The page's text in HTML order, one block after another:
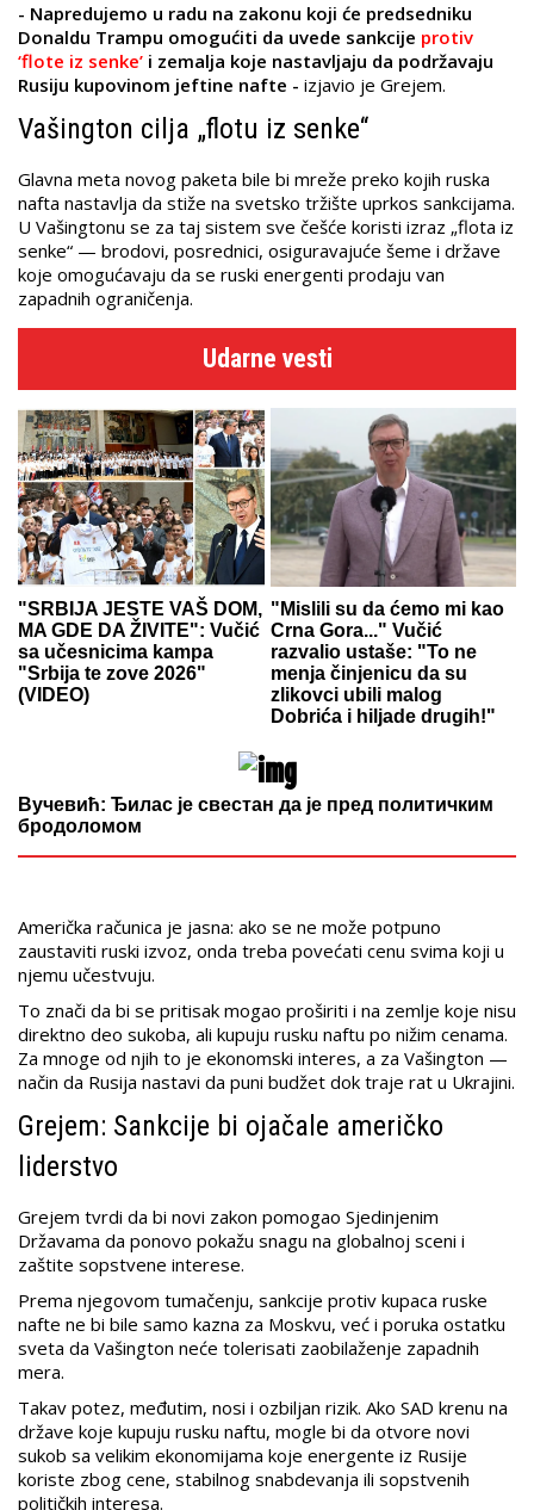
- Napredujemo u radu na zakonu koji će predsedniku
Donaldu Trampu omogućiti da uvede sankcije protiv
‘flote iz senke’ i zemalja koje nastavljaju da podržavaju
Rusiju kupovinom jeftine nafte - izjavio je Grejem.
Vašington cilja „flotu iz senke“
Glavna meta novog paketa bile bi mreže preko kojih ruska
nafta nastavlja da stiže na svetsko tržište uprkos sankcijama.
U Vašingtonu se za taj sistem sve češće koristi izraz „flota iz
senke“ — brodovi, posrednici, osiguravajuće šeme i države
koje omogućavaju da se ruski energenti prodaju van
zapadnih ograničenja.
Udarne vesti
"SRBIJA JESTE VAŠ DOM,
MA GDE DA ŽIVITE": Vučić
sa učesnicima kampa
"Srbija te zove 2026"
(VIDEO)
"Mislili su da ćemo mi kao
Crna Gora..." Vučić
razvalio ustaše: "To ne
menja činjenicu da su
zlikovci ubili malog
Dobrića i hiljade drugih!"
Вучевић: Ђилас је свестан да је пред политичким
бродоломом
Američka računica je jasna: ako se ne može potpuno
zaustaviti ruski izvoz, onda treba povećati cenu svima koji u
njemu učestvuju.
To znači da bi se pritisak mogao proširiti i na zemlje koje nisu
direktno deo sukoba, ali kupuju rusku naftu po nižim cenama.
Za mnoge od njih to je ekonomski interes, a za Vašington —
način da Rusija nastavi da puni budžet dok traje rat u Ukrajini.
Grejem: Sankcije bi ojačale američko
liderstvo
Grejem tvrdi da bi novi zakon pomogao Sjedinjenim
Državama da ponovo pokažu snagu na globalnoj sceni i
zaštite sopstvene interese.
Prema njegovom tumačenju, sankcije protiv kupaca ruske
nafte ne bi bile samo kazna za Moskvu, već i poruka ostatku
sveta da Vašington neće tolerisati zaobilaženje zapadnih
mera.
Takav potez, međutim, nosi i ozbiljan rizik. Ako SAD krenu na
države koje kupuju rusku naftu, mogle bi da otvore novi
sukob sa velikim ekonomijama koje energente iz Rusije
koriste zbog cene, stabilnog snabdevanja ili sopstvenih
političkih interesa.